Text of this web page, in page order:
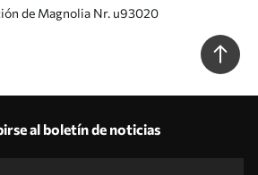
de Magnolia Nr. u93020
al boletín de noticias